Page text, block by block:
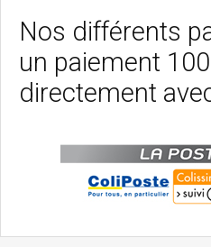
Nos différents
un paiement
directement